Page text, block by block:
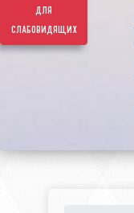
для
слабовидящих